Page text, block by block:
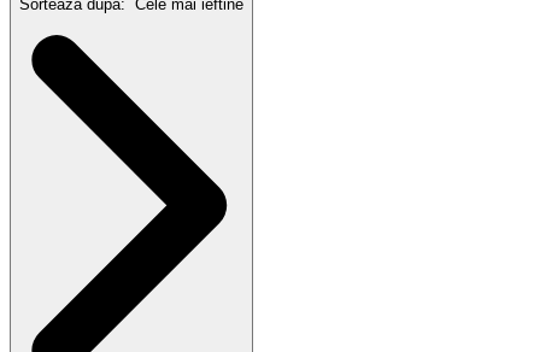
Sortează după: Cele mai ieftine